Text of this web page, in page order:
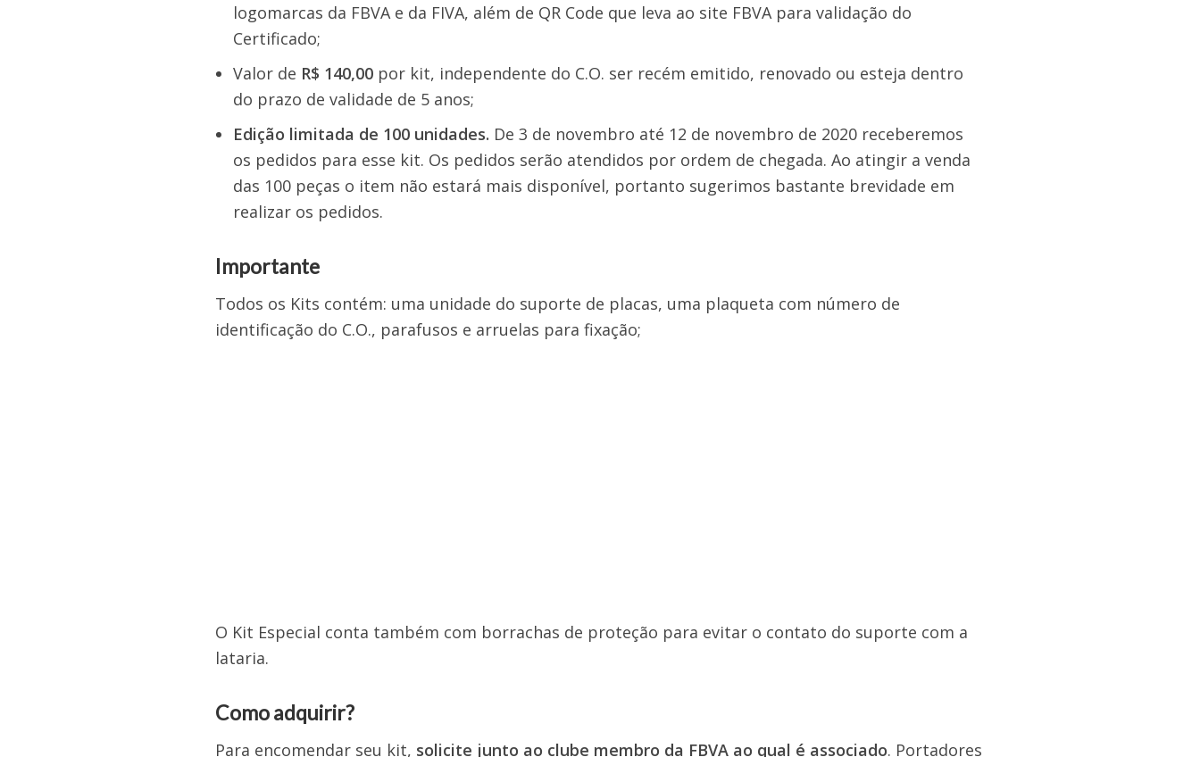
logomarcas da FBVA e da FIVA, além de QR Code que leva ao site FBVA para validação do
Certificado;
Valor de R$ 140,00por kit, independente do C.O. ser recém emitido, renovado ou esteja dentro
do prazo de validade de 5 anos;
Edição limitada de 100 unidades. De 3 de novembro até 12 de novembro de 2020 receberemos
os pedidos para esse kit. Os pedidos serão atendidos por ordem de chegada. Ao atingir a venda
das 100 peças o item não estará mais disponível, portanto sugerimos bastante brevidade em
realizar os pedidos.
Importante
Todos os Kits contém: uma unidade do suporte de placas, uma plaqueta com número de
identificação do C.O., parafusos e arruelas para fixação;
O Kit Especial conta também com borrachas de proteção para evitar o contato do suporte com a
lataria.
Como adquirir?
Para encomendar seu kit, solicite junto ao clube membro da FBVA ao qual é associado. Portadores